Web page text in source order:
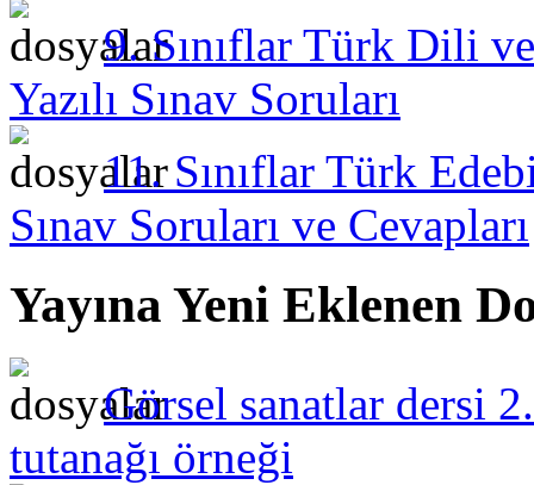
9. Sınıflar Türk Dili
Yazılı Sınav Soruları
11. Sınıflar Türk
Sınav Soruları ve Cevapları
Yayına Yeni Eklenen
Görsel sanatlar dersi
tutanağı örneği